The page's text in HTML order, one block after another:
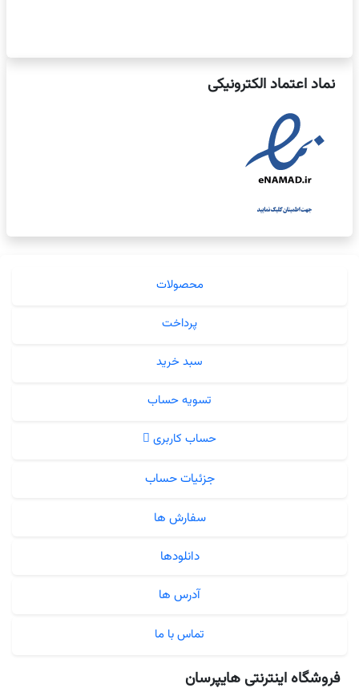
نماد اعتماد الکترونیکی
محصولات
پرداخت
سبد خرید
تسویه حساب
حساب کاربری
جزئیات حساب
سفارش ها
دانلودها
آدرس ها
تماس با ما
فروشگاه اینترنتی هایپرسان